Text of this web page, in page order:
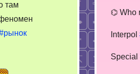
там
⌬ Who
Interpol
Special